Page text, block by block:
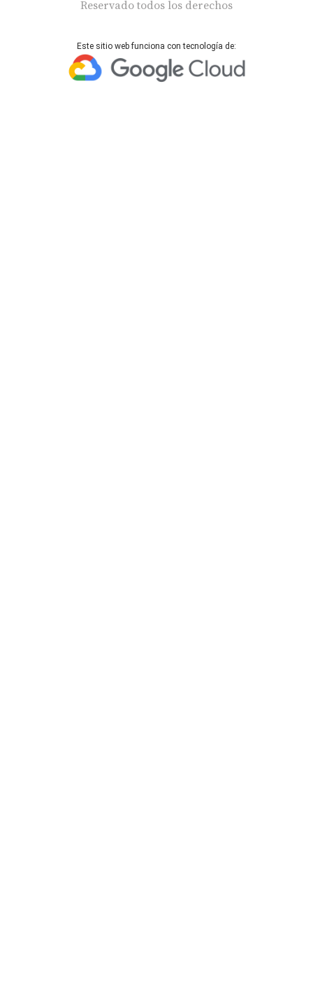
Reservado todos los derechos
Este sitio web funciona con tecnología de: